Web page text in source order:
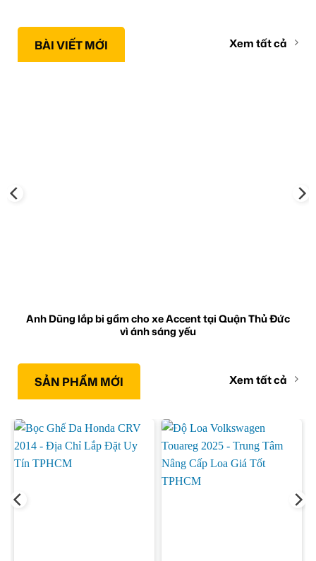
BÀI VIẾT MỚI Xem tất cả
Anh Dũng lắp bi gầm cho xe Accent tại Quận Thủ Đức
vì ánh sáng yếu
SẢN PHẨM MỚI Xem tất cả